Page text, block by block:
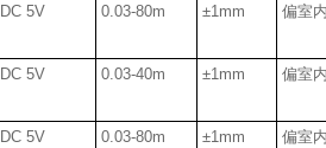
DC 5V 0.03-80m ±1mm 偏室
DC 5V 0.03-40m ±1mm 偏室
DC 5V 0.03-80m ±1mm 偏室